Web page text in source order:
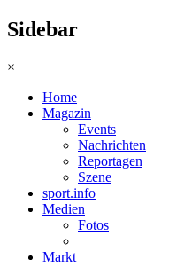
Sidebar
×
Home
Magazin
Events
Nachrichten
Reportagen
Szene
sport.info
Medien
Fotos
Markt